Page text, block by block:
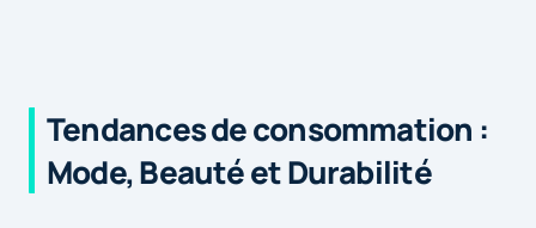
Tendances de consommation :
Mode, Beauté et Durabilité